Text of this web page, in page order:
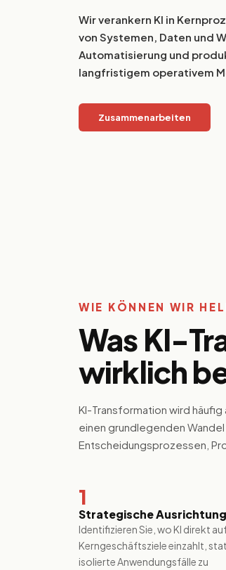
Wir verankern KI in
von Systemen, Daten und
Automatisierung und
langfristigem operativem
Zusammenarbeiten
WIE KÖNNEN WIR
Was KI-
wirklich
KI-Transformation wird
einen grundlegenden
Entscheidungsprozessen,
1
Strategische Ausrichtung
Identifizieren Sie, wo KI direkt
Kerngeschäftsziele einzahlt,
isolierte Anwendungsfälle zu